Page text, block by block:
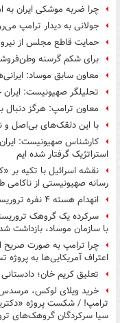
چرا ضربه موشکی ایران به
جولانی به دیدار ترامپ
حمایت قاطع مجلس از
برای شکم گرسنه
معاون سابق موساد:
تحلیلگر صهیونیست: ایران
معاون ترامپ: هرگز دنبال
با این دلقک‌های بی‌اصل و
کارشناس صهیونیست:
استراتژیک گرفتار شده ایم
نقشه اسرائیل با تکیه
رسانه صهیونیستی از ناکامی
انهدام هسته ۴ نفره تروریستی-تکفیری توسط وزارت اطلاعات
با سازمان موساد، بازداشت
چرا ترامپ به صورت صریح
اعتراف آمریکایی‌ها به
تعلیق کریم خان؛
خرید ویلای لوکس،
ترامپ! / شکست پروژه
سیا سرکردگان گروهک‌های